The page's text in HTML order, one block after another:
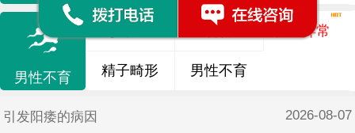
男性不育
弱精 精液异常
精子畸形 男性不育
引发阳痿的病因 2026-08-07